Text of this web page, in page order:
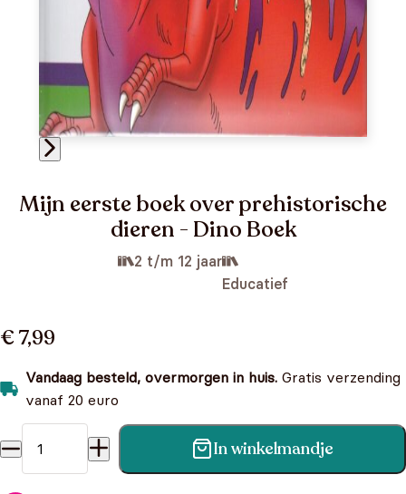
Mijn eerste boek over prehistorische
dieren - Dino Boek
2 t/m 12 jaar
Educatief
€ 7,99
Vandaag besteld, overmorgen in huis. Gratis verzending
vanaf 20 euro
Mijn eerste boek over prehistorische dieren - Dino Boek
In winkelmandje